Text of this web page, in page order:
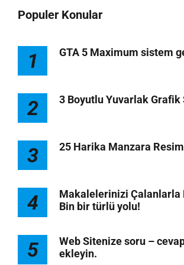
Populer Konular
1 GTA 5 Maximum sistem
2 3 Boyutlu Yuvarlak Grafik
3 25 Harika Manzara
4
Makalelerinizi Çalanlarla
Bin bir türlü yolu!
5
Web Sitenize soru – cevap
ekleyin.